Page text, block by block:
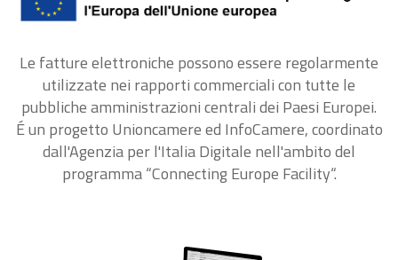
Le fatture elettroniche possono essere regolarmente
utilizzate nei rapporti commerciali con tutte le
pubbliche amministrazioni centrali dei Paesi Europei.
É un progetto Unioncamere ed InfoCamere, coordinato
dall'Agenzia per l'Italia Digitale nell'ambito del
programma “Connecting Europe Facility“.